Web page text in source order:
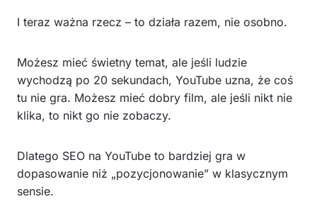
I teraz ważna rzecz – to działa razem, nie osobno.
Możesz mieć świetny temat, ale jeśli ludzie
wychodzą po 20 sekundach, YouTube uzna, że coś
tu nie gra. Możesz mieć dobry film, ale jeśli nikt nie
klika, to nikt go nie zobaczy.
Dlatego SEO na YouTube to bardziej gra w
dopasowanie niż „pozycjonowanie” w klasycznym
sensie.